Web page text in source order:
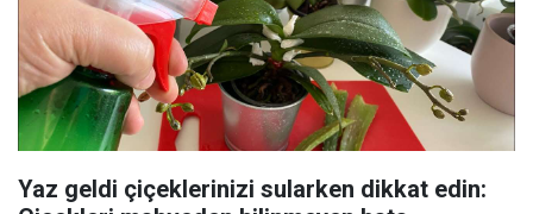
Yaz geldi çiçeklerinizi sularken dikkat edin: